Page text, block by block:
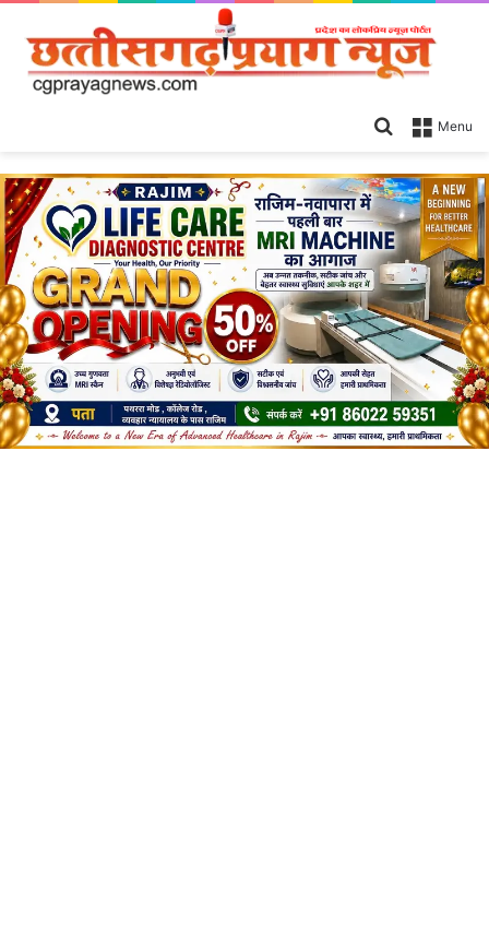
Menu
Search